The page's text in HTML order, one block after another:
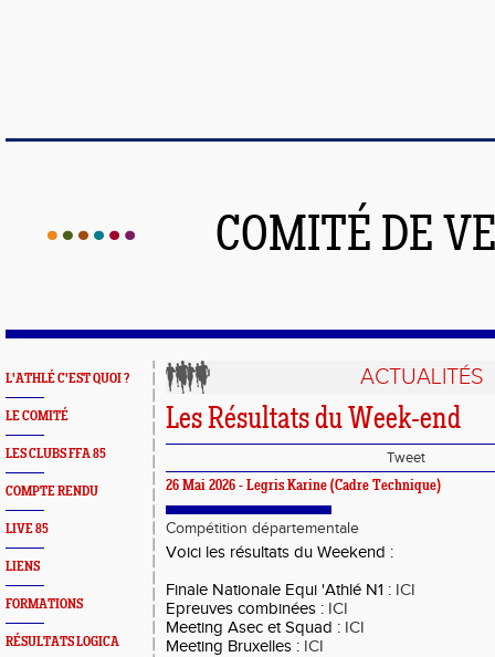
COMITÉ DE
L'ATHLÉ C'EST QUOI ?
LE COMITÉ
LES CLUBS FFA 85
COMPTE RENDU
LIVE 85
LIENS
FORMATIONS
RÉSULTATS LOGICA
ACTUALITÉS
Les Résultats du Week-end
Tweet
26 Mai 2026 - Legris Karine (Cadre Technique)
Compétition départementale
Voici les résultats du Weekend :
Finale Nationale Equi 'Athlé N1 : ICI
Epreuves combinées : ICI
Meeting Asec et Squad : ICI
Meeting Bruxelles : ICI